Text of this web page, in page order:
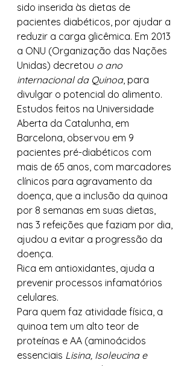
sido inserida às dietas de
pacientes diabéticos, por ajudar a
reduzir a carga glicêmica. Em 2013
a ONU (Organização das Nações
Unidas) decretou o ano
internacional da Quinoa, para
divulgar o potencial do alimento.
Estudos feitos na Universidade
Aberta da Catalunha, em
Barcelona, observou em 9
pacientes pré-diabéticos com
mais de 65 anos, com marcadores
clínicos para agravamento da
doença, que a inclusão da quinoa
por 8 semanas em suas dietas,
nas 3 refeições que faziam por dia,
ajudou a evitar a progressão da
doença.
Rica em antioxidantes, ajuda a
prevenir processos infamatórios
celulares.
Para quem faz atividade física, a
quinoa tem um alto teor de
proteínas e AA (aminoácidos
essenciais Lisina, Isoleucina e